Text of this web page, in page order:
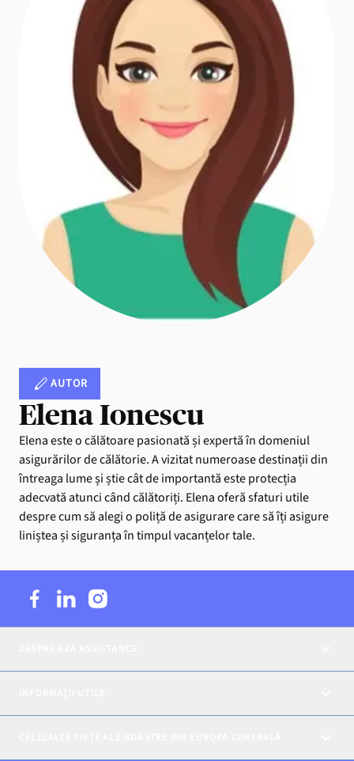
AUTOR
Elena Ionescu
Elena este o călătoare pasionată și expertă în domeniul
asigurărilor de călătorie. A vizitat numeroase destinații din
întreaga lume și știe cât de importantă este protecția
adecvată atunci când călătoriți. Elena oferă sfaturi utile
despre cum să alegi o poliță de asigurare care să îți asigure
liniștea și siguranța în timpul vacanțelor tale.